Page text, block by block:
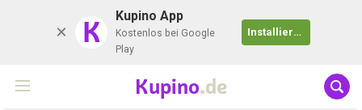
K Kupino App
Kostenlos bei Google
Play
Installieren
Kupino.de